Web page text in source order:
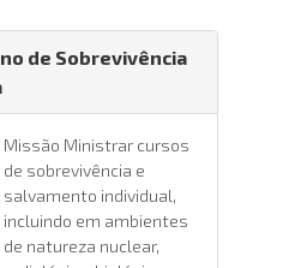
de Sobrevivência
Missão Ministrar cursos
de sobrevivência e
salvamento individual,
incluindo em ambientes
de natureza nuclear,